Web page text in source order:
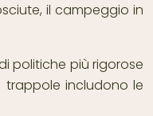
il campeggio in
politiche più rigorose
trappole includono le